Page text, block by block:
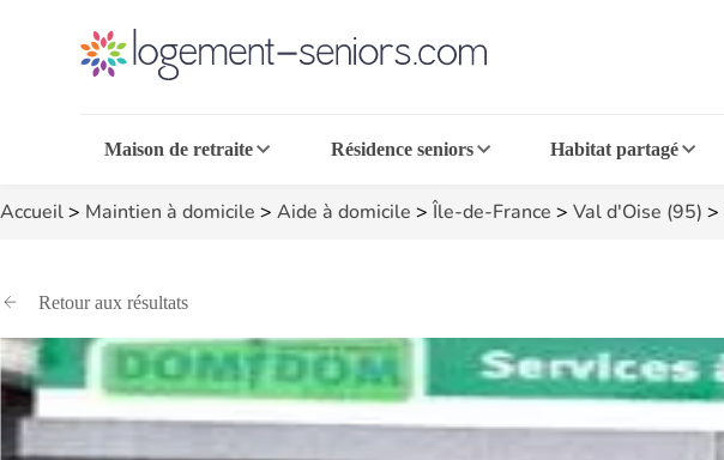
Maison de retraite Résidence seniors Habitat partagé
Accueil> Maintien à domicile > Aide à domicile > Île-de-France > Val d'Oise (95) >
Retour aux résultats